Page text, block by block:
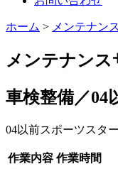
ホーム > メンテナン
メンテナンス
車検整備／04
04以前スポーツスタ
作業内容 作業時間